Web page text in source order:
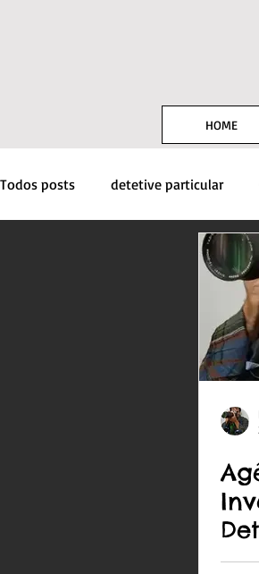
HOME
Todos posts detetive particular